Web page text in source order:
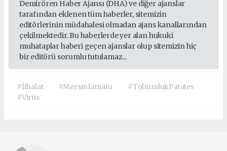
Demirören Haber Ajansı (DHA) ve diğer ajanslar
tarafından eklenen tüm haberler, sitemizin
editörlerinin müdahalesi olmadan ajans kanallarından
çekilmektedir. Bu haberlerde yer alan hukuki
muhataplar haberi geçen ajanslar olup sitemizin hiç
bir editörü sorumlu tutulamaz...
#İthalat #MersinLimanı
#TohumlukPatates
#Virüs